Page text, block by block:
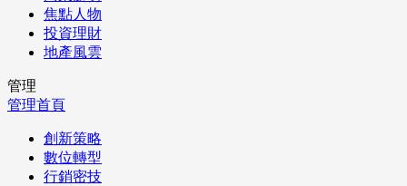
焦點人物
投資理財
地產風雲
管理
管理首頁
創新策略
數位轉型
行銷密技